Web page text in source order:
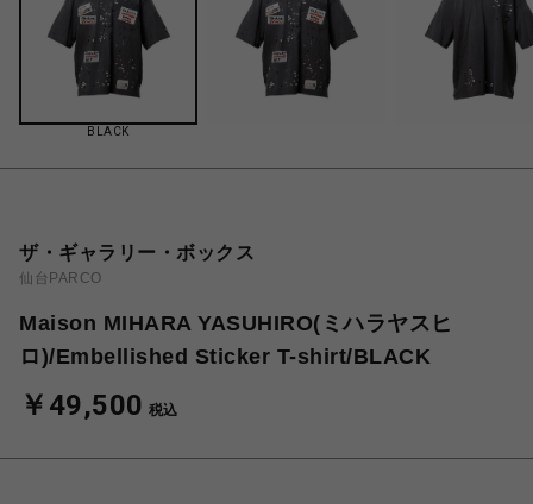
BLACK
ザ・ギャラリー・ボックス
仙台PARCO
Maison MIHARA YASUHIRO(ミハラヤスヒ
ロ)/Embellished Sticker T-shirt/BLACK
￥49,500 税込